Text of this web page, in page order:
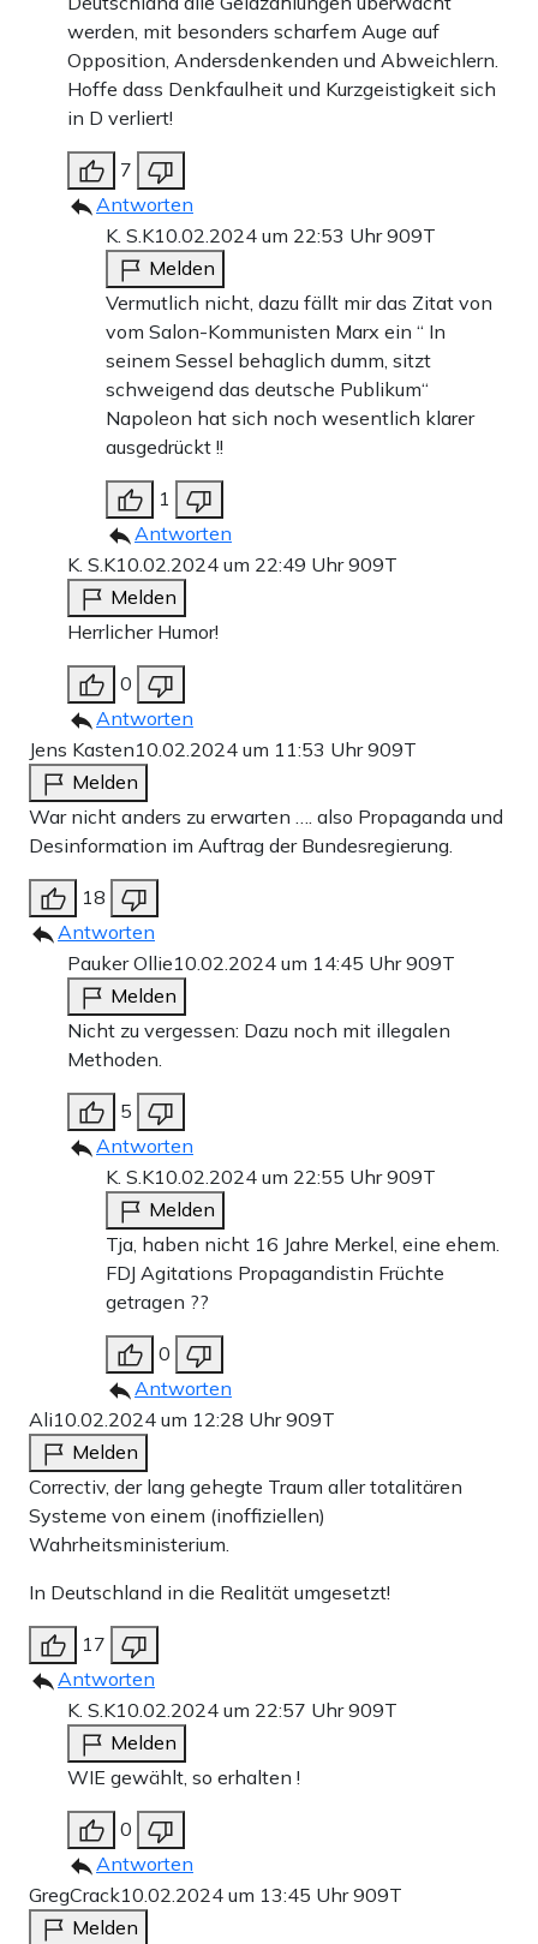
werden, mit besonders scharfem Auge auf
Opposition, Andersdenkenden und Abweichlern.
Hoffe dass Denkfaulheit und Kurzgeistigkeit sich
in D verliert!
7
Antworten
K. S.K10.02.2024 um 22:53 Uhr909T
Melden
Vermutlich nicht, dazu fällt mir das Zitat von
vom Salon-Kommunisten Marx ein “ In
seinem Sessel behaglich dumm, sitzt
schweigend das deutsche Publikum“
Napoleon hat sich noch wesentlich klarer
ausgedrückt !!
1
Antworten
K. S.K10.02.2024 um 22:49 Uhr909T
Melden
Herrlicher Humor!
0
Antworten
Jens Kasten10.02.2024 um 11:53 Uhr909T
Melden
War nicht anders zu erwarten …. also Propaganda und
Desinformation im Auftrag der Bundesregierung.
18
Antworten
Pauker Ollie10.02.2024 um 14:45 Uhr909T
Melden
Nicht zu vergessen: Dazu noch mit illegalen
Methoden.
5
Antworten
K. S.K10.02.2024 um 22:55 Uhr909T
Melden
Tja, haben nicht 16 Jahre Merkel, eine ehem.
FDJ Agitations Propagandistin Früchte
getragen ??
0
Antworten
Ali10.02.2024 um 12:28 Uhr909T
Melden
Correctiv, der lang gehegte Traum aller totalitären
Systeme von einem (inoffiziellen)
Wahrheitsministerium.
In Deutschland in die Realität umgesetzt!
17
Antworten
K. S.K10.02.2024 um 22:57 Uhr909T
Melden
WIE gewählt, so erhalten !
0
Antworten
GregCrack10.02.2024 um 13:45 Uhr909T
Melden